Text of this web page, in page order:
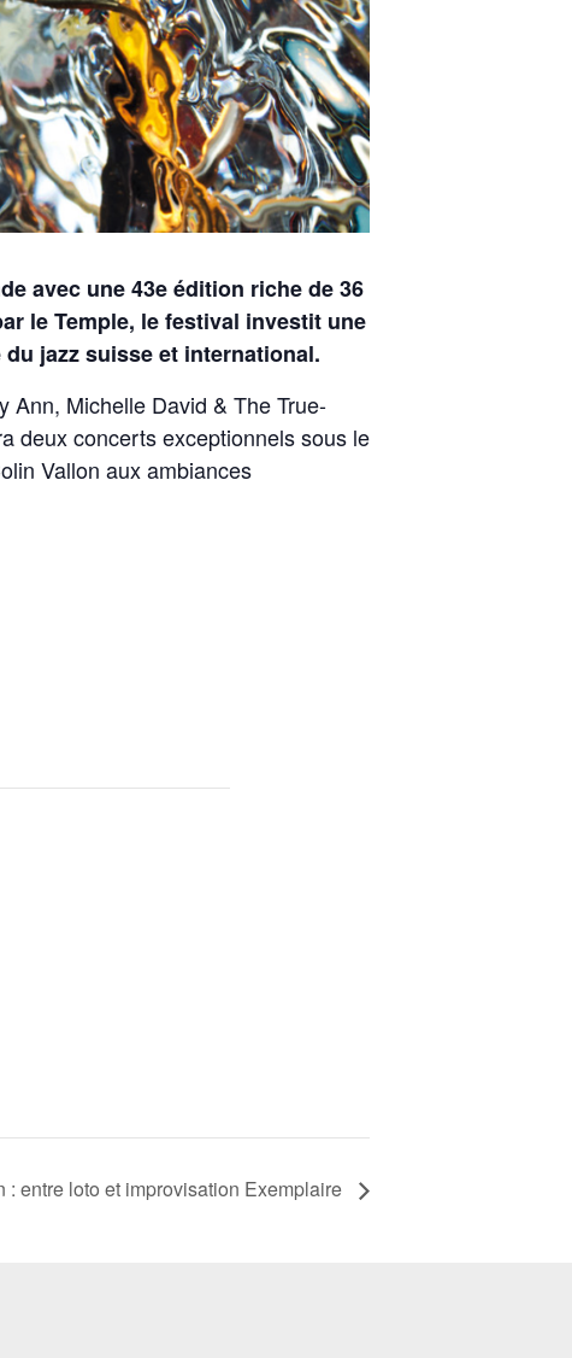
avec une 43e édition riche de 36
le Temple, le festival investit une
jazz suisse et international.
Ann, Michelle David & The True-
deux concerts exceptionnels sous le
Vallon aux ambiances
: entre loto et improvisation Exemplaire